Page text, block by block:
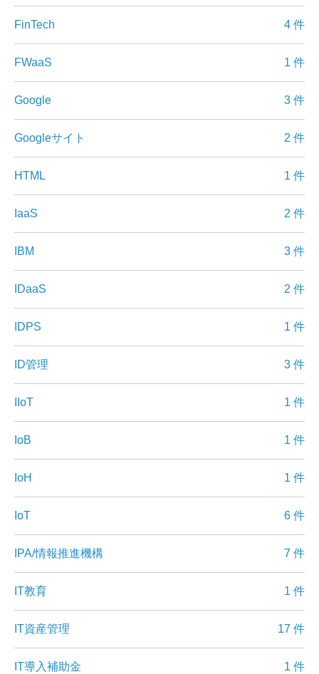
FinTech 4 件
FWaaS 1 件
Google 3 件
Googleサイト 2 件
HTML 1 件
IaaS 2 件
IBM 3 件
IDaaS 2 件
IDPS 1 件
ID管理 3 件
IIoT 1 件
IoB 1 件
IoH 1 件
IoT 6 件
IPA/情報推進機構 7 件
IT教育 1 件
IT資産管理 17 件
IT導入補助金 1 件